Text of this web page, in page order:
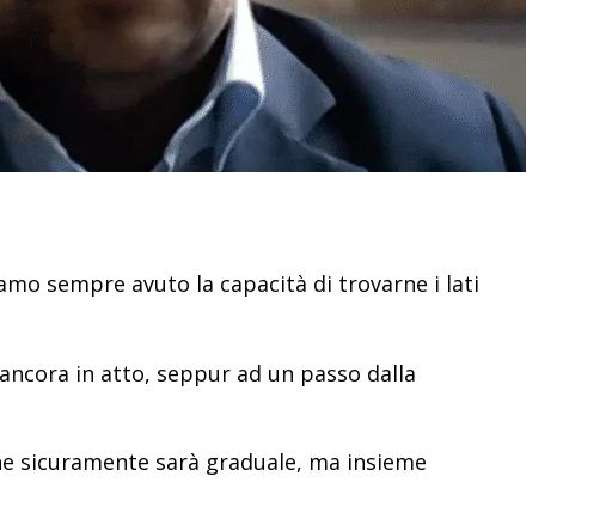
sempre avuto la capacità di trovarne i lati
in atto, seppur ad un passo dalla
sarà graduale, ma insieme